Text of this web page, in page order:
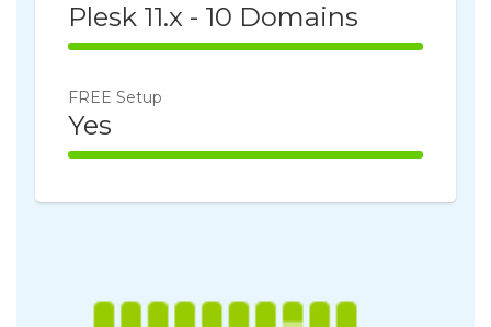
Plesk 11.x - 10 Domains
100% Complete
FREE Setup
Yes
100% Complete